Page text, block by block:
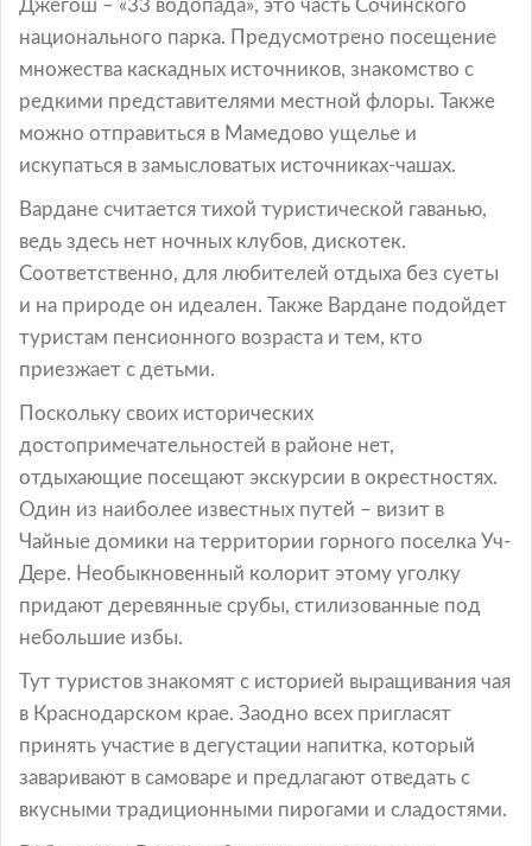
Джегош – «33 водопада», это часть Сочинского
национального парка. Предусмотрено посещение
множества каскадных источников, знакомство с
редкими представителями местной флоры. Также
можно отправиться в Мамедово ущелье и
искупаться в замысловатых источниках-чашах.
Вардане считается тихой туристической гаванью,
ведь здесь нет ночных клубов, дискотек.
Соответственно, для любителей отдыха без суеты
и на природе он идеален. Также Вардане подойдет
туристам пенсионного возраста и тем, кто
приезжает с детьми.
Поскольку своих исторических
достопримечательностей в районе нет,
отдыхающие посещают экскурсии в окрестностях.
Один из наиболее известных путей – визит в
Чайные домики на территории горного поселка Уч-
Дере. Необыкновенный колорит этому уголку
придают деревянные срубы, стилизованные под
небольшие избы.
Тут туристов знакомят с историей выращивания чая
в Краснодарском крае. Заодно всех пригласят
принять участие в дегустации напитка, который
заваривают в самоваре и предлагают отведать с
вкусными традиционными пирогами и сладостями.